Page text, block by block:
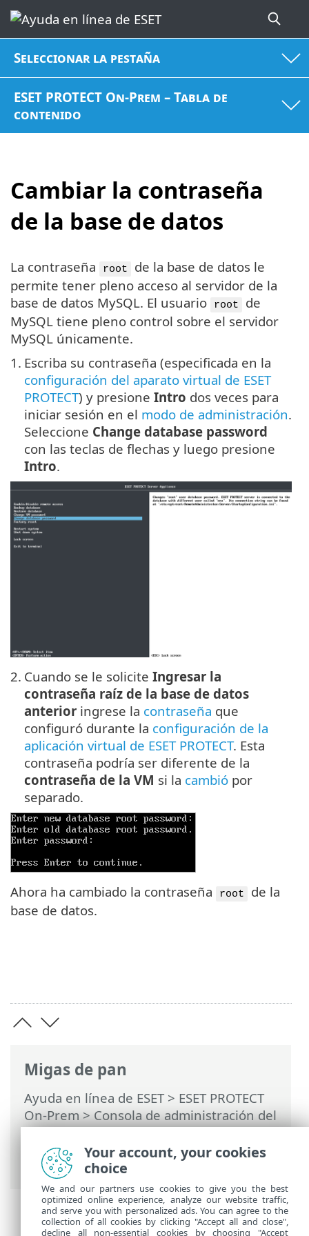
Seleccionar la pestaña
ESET PROTECT On-Prem – Tabla de
contenido
Cambiar la contraseña
de la base de datos
Migas de pan
Ayuda en línea de ESET> ESET PROTECT
On-Prem>Consola de administración del
aparato virtual de ESET PROTECT>
Cambiar la contraseña de la base de
datos
La contraseña root
de la base de datos le
permite tener pleno acceso al servidor de la
base de datos MySQL. El usuario
root
de
MySQL tiene pleno control sobre el servidor
MySQL únicamente.
1. Escriba su contraseña (especificada en la
configuración del aparato virtual de ESET
PROTECT) y presione Intro dos veces para
iniciar sesión en el modo de administración.
Seleccione Change database password
con las teclas de flechas y luego presione
Intro.
2. Cuando se le solicite Ingresar la
contraseña raíz de la base de datos
anterior ingrese la contraseña que
configuró durante la configuración de la
aplicación virtual de ESET PROTECT. Esta
contraseña podría ser diferente de la
contraseña de la VM si la cambió por
separado.
Ahora ha cambiado la contraseña root
de la
base de datos.
Your account, your cookies
choice
We and our partners use cookies to give you the best
optimized online experience, analyze our website traffic,
and serve you with personalized ads. You can agree to the
collection of all cookies by clicking "Accept all and close",
decline all non-essential cookies by choosing "Accept